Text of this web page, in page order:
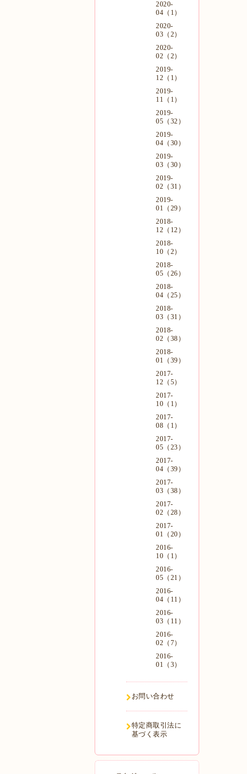
2020-
04（1）
2020-
03（2）
2020-
02（2）
2019-
12（1）
2019-
11（1）
2019-
05（32）
2019-
04（30）
2019-
03（30）
2019-
02（31）
2019-
01（29）
2018-
12（12）
2018-
10（2）
2018-
05（26）
2018-
04（25）
2018-
03（31）
2018-
02（38）
2018-
01（39）
2017-
12（5）
2017-
10（1）
2017-
08（1）
2017-
05（23）
2017-
04（39）
2017-
03（38）
2017-
02（28）
2017-
01（20）
2016-
10（1）
2016-
05（21）
2016-
04（11）
2016-
03（11）
2016-
02（7）
2016-
01（3）
お問い合わせ
特定商取引法に
基づく表示